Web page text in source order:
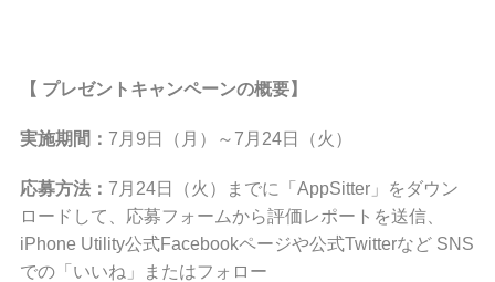
【 プレゼントキャンペーンの概要】
実施期間： 7月9日（月）～7月24日（火）
応募方法： 7月24日（火）までに「AppSitter」をダウン
ロードして、応募フォームから評価レポートを送信、
iPhone Utility公式Facebookページや公式Twitterなど SNS
での「いいね」またはフォロー